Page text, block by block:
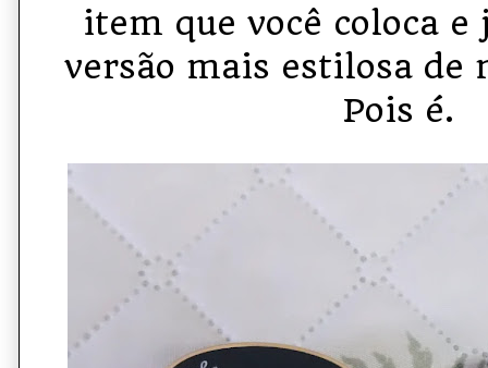
item que você coloca e
versão mais estilosa de
Pois é.